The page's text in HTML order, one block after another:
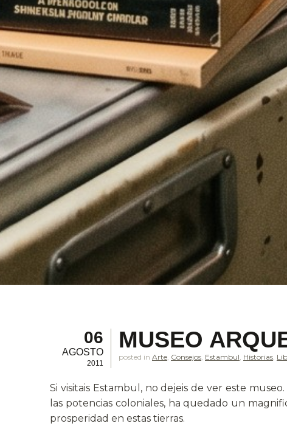
06
AGOSTO
2011
MUSEO
posted in Arte, Consejos, Estambul, Historias,
Si visitais Estambul, no dejeis de ver este
las potencias coloniales, ha quedado un
prosperidad en estas tierras.